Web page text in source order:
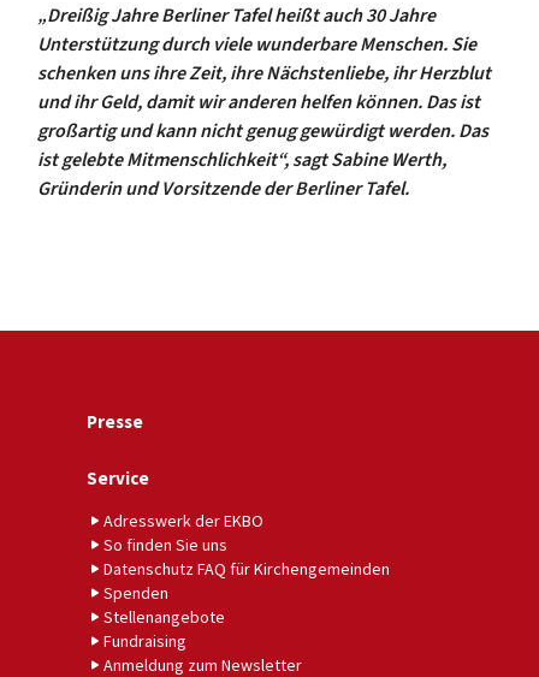
„Dreißig Jahre Berliner Tafel heißt auch 30 Jahre
Unterstützung durch viele wunderbare Menschen. Sie
schenken uns ihre Zeit, ihre Nächstenliebe, ihr Herzblut
und ihr Geld, damit wir anderen helfen können. Das ist
großartig und kann nicht genug gewürdigt werden. Das
ist gelebte Mitmenschlichkeit“, sagt Sabine Werth,
Gründerin und Vorsitzende der Berliner Tafel.
Presse
Service
Adresswerk der EKBO
So finden Sie uns
Datenschutz FAQ für Kirchengemeinden
Spenden
Stellenangebote
Fundraising
Anmeldung zum Newsletter